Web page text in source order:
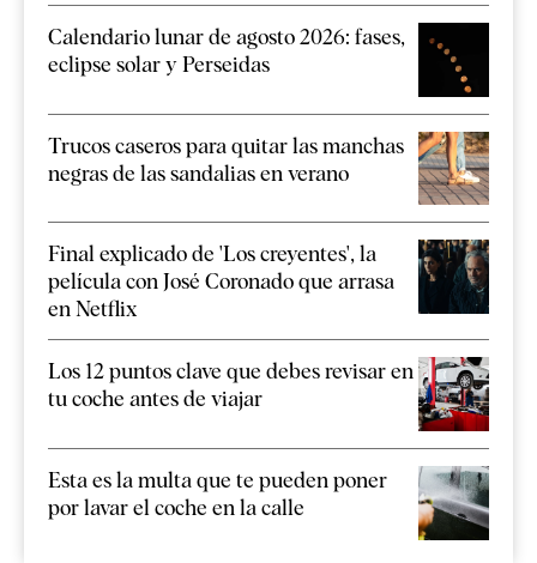
Calendario lunar de agosto 2026: fases,
eclipse solar y Perseidas
Trucos caseros para quitar las manchas
negras de las sandalias en verano
Final explicado de 'Los creyentes', la
película con José Coronado que arrasa
en Netflix
Los 12 puntos clave que debes revisar en
tu coche antes de viajar
Esta es la multa que te pueden poner
por lavar el coche en la calle